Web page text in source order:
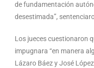
de fundamentación
desestimada”,
Los jueces cuestionaron
impugnara “en manera
Lázaro Báez y José